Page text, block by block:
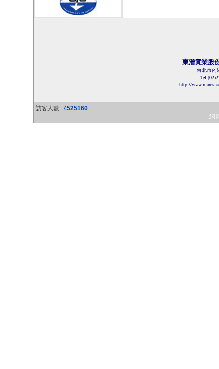
東潛實業股
台北市內
http://
訪客人數 : 4525160
網